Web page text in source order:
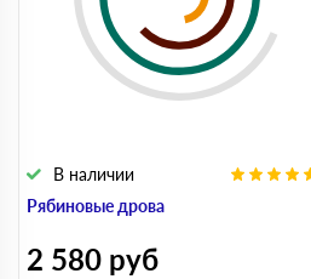
Рябиновые дрова
В наличии
2 580 руб